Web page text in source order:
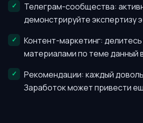
Телеграм-сообщества:
демонстрируйте экспертизу
Контент-маркетинг:
материалами по теме данный
Рекомендации: каждый
Заработок может привести